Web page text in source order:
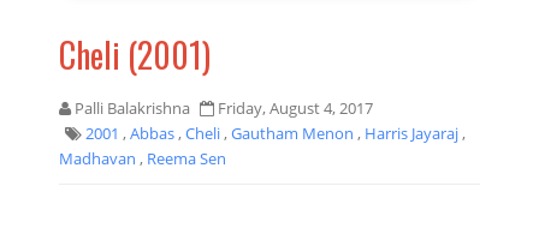
Cheli (2001)
Palli Balakrishna
Friday, August 4, 2017
2001 ,Abbas,Cheli,Gautham Menon , Harris Jayaraj,
Madhavan , Reema Sen